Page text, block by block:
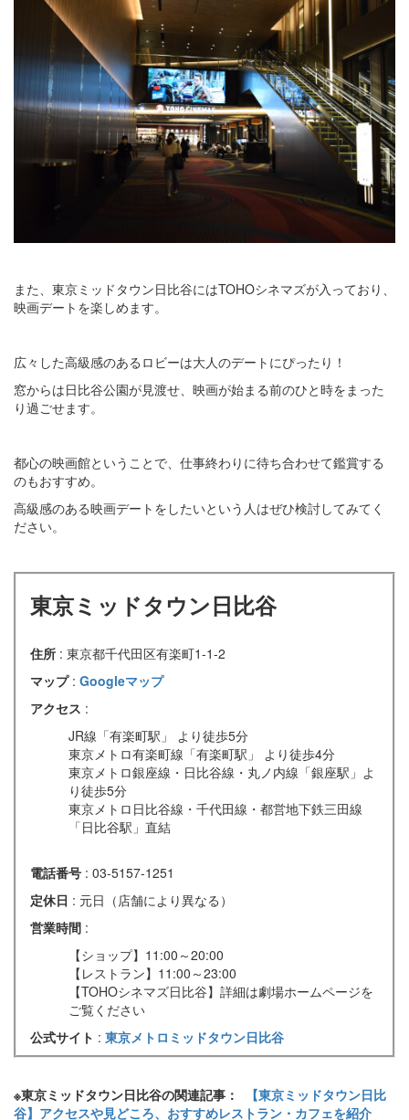
また、東京ミッドタウン日比谷にはTOHOシネマズが入っており、
映画デートを楽しめます。
広々した高級感のあるロビーは大人のデートにぴったり！
窓からは日比谷公園が見渡せ、映画が始まる前のひと時をまった
り過ごせます。
都心の映画館ということで、仕事終わりに待ち合わせて鑑賞する
のもおすすめ。
高級感のある映画デートをしたいという人はぜひ検討してみてく
ださい。
東京ミッドタウン日比谷
住所 : 東京都千代田区有楽町1-1-2
マップ : Googleマップ
アクセス :
JR線「有楽町駅」 より徒歩5分
東京メトロ有楽町線「有楽町駅」 より徒歩4分
東京メトロ銀座線・日比谷線・丸ノ内線「銀座駅」よ
り徒歩5分
東京メトロ日比谷線・千代田線・都営地下鉄三田線
「日比谷駅」直結
電話番号 : 03-5157-1251
定休日 : 元日（店舗により異なる）
営業時間 :
【ショップ】11:00～20:00
【レストラン】11:00～23:00
【TOHOシネマズ日比谷】詳細は劇場ホームページを
ご覧ください
公式サイト : 東京メトロミッドタウン日比谷
※東京ミッドタウン日比谷の関連記事：
【東京ミッドタウン日比
谷】アクセスや見どころ、おすすめレストラン・カフェを紹介